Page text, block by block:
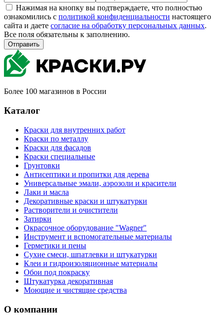
Нажимая на кнопку вы подтверждаете, что полностью
ознакомились с политикой конфиденциальности настоящего
сайта и даете согласие на обработку персональных данных.
Все поля обязательны к заполнению.
Отправить
Более 100 магазинов в России
Каталог
Краски для внутренних работ
Краски по металлу
Краски для фасадов
Краски специальные
Грунтовки
Антисептики и пропитки для дерева
Универсальные эмали, аэрозоли и красители
Лаки и масла
Декоративные краски и штукатурки
Растворители и очистители
Затирки
Окрасочное оборудование "Wagner"
Инструмент и вспомогательные материалы
Герметики и пены
Сухие смеси, шпатлевки и штукатурки
Клеи и гидроизоляционные материалы
Обои под покраску
Штукатурка декоративная
Моющие и чистящие средства
О компании